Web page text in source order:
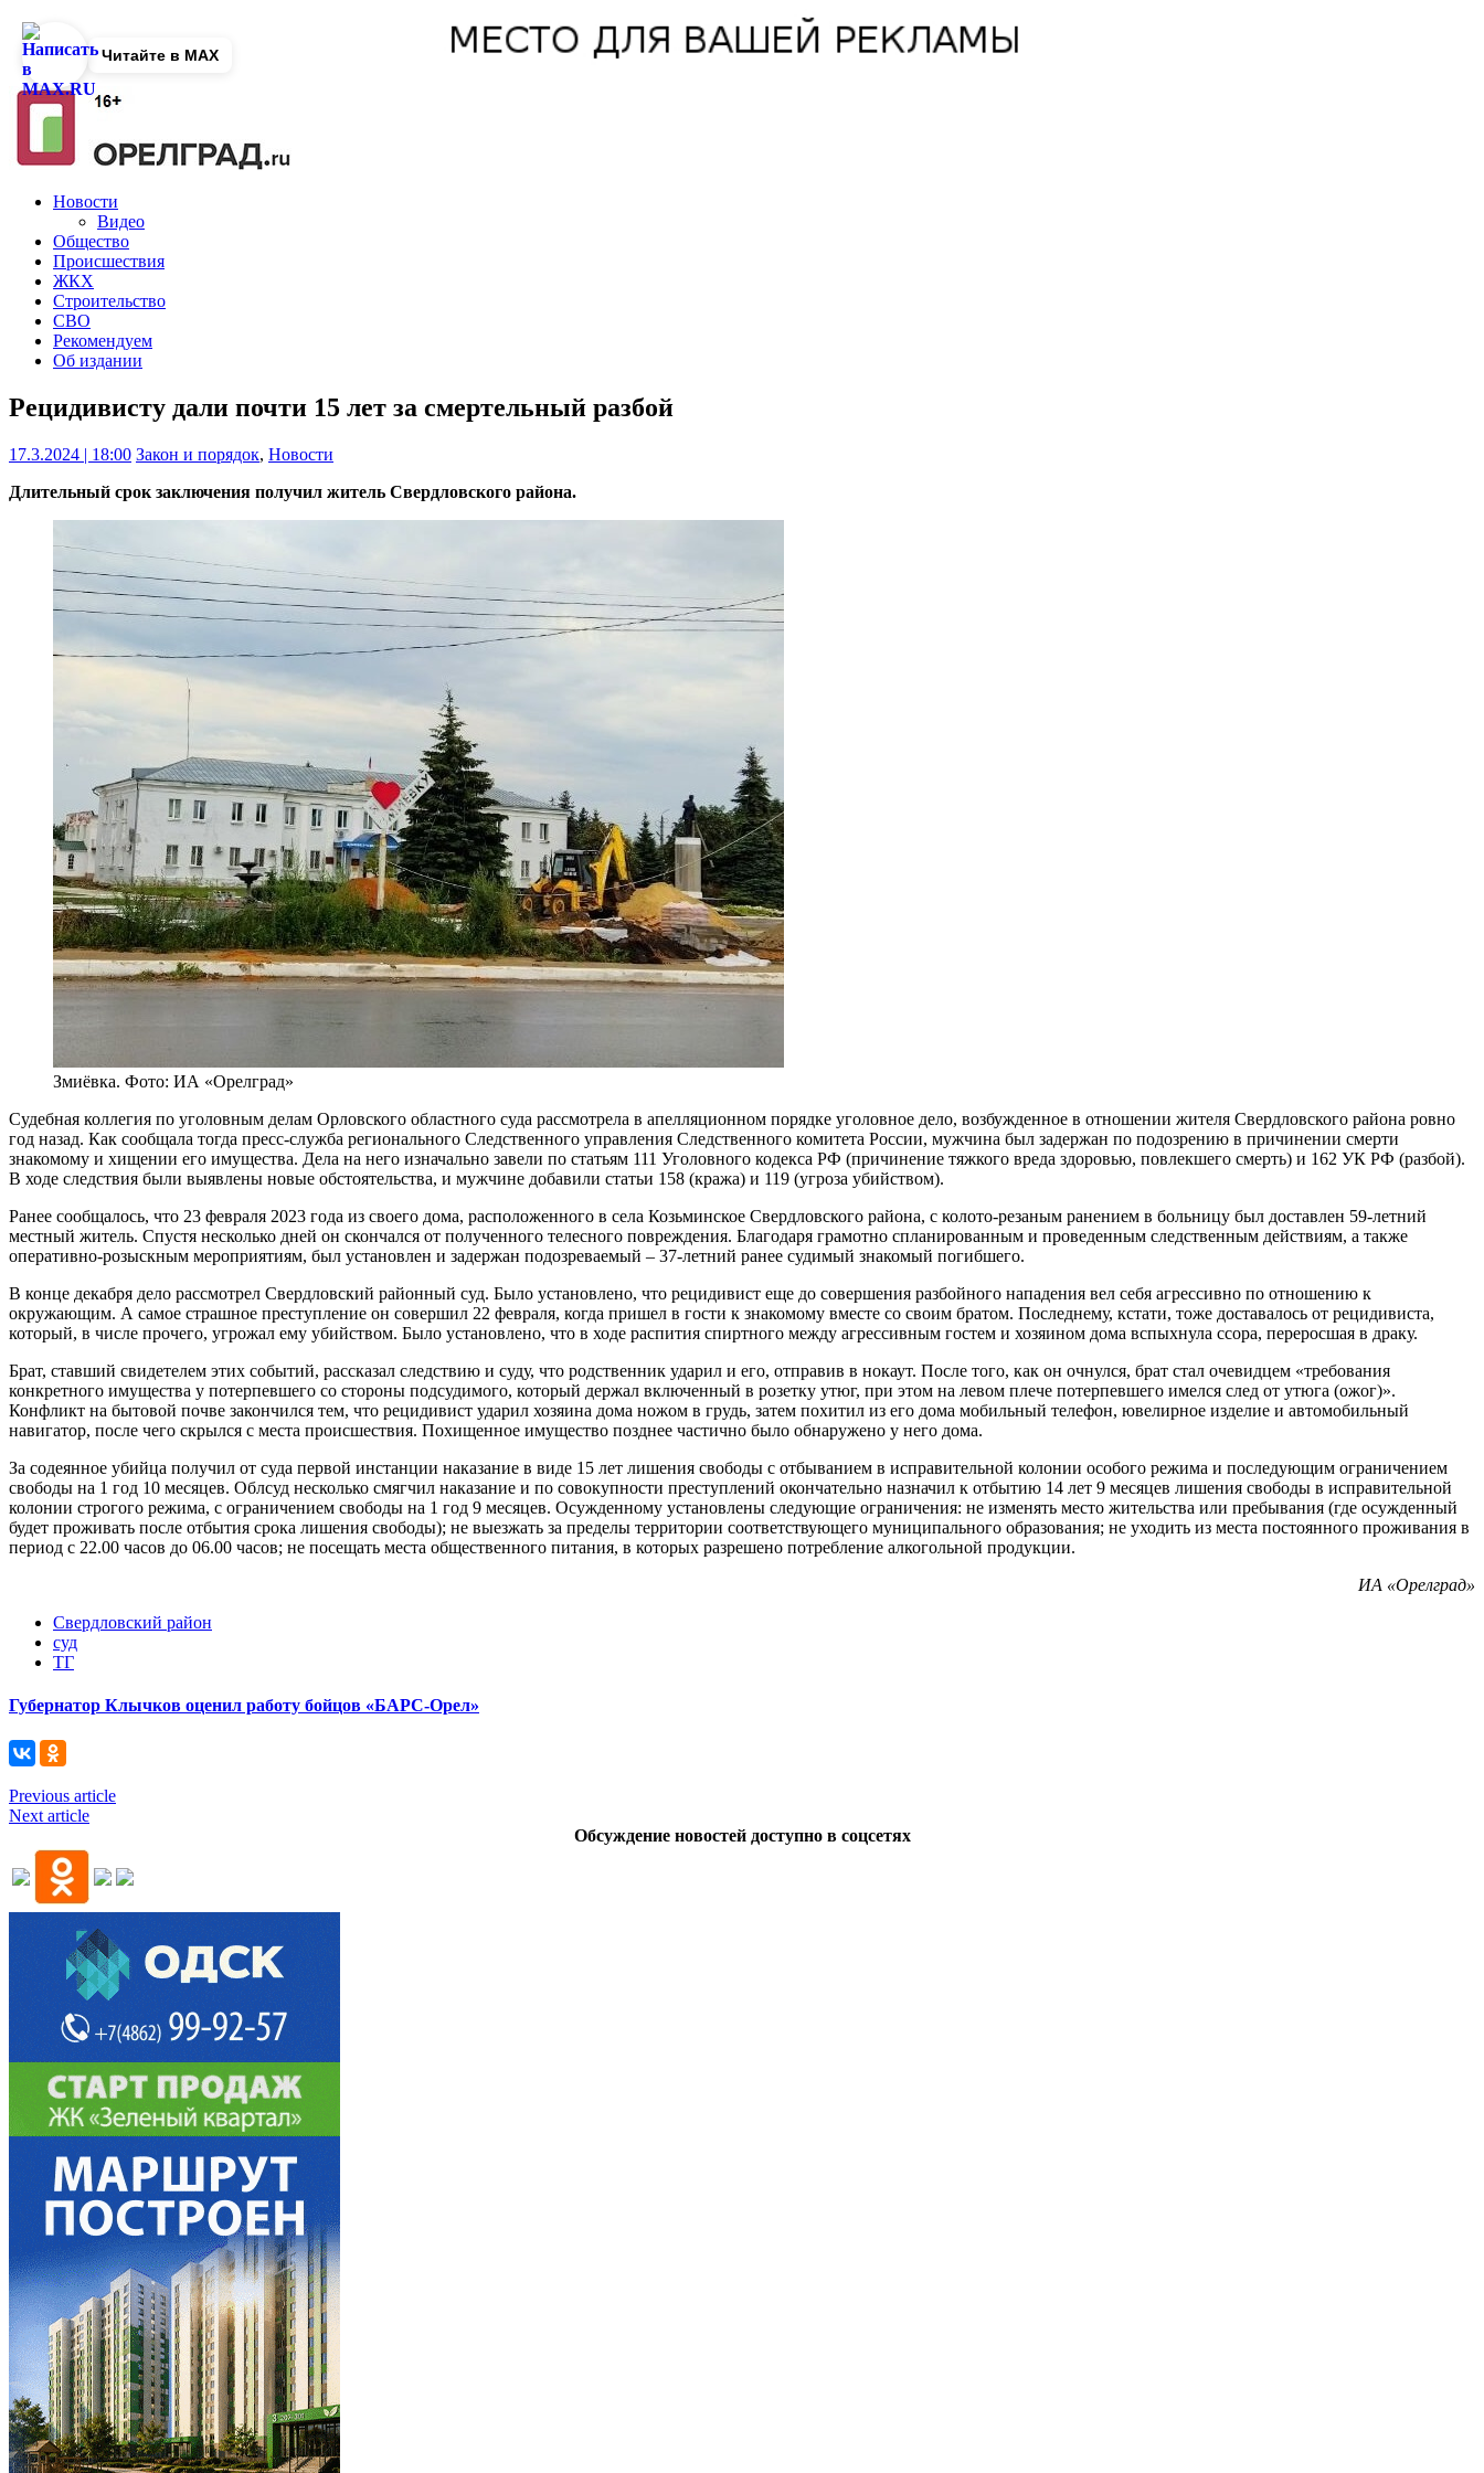
Новости
Видео
Общество
Происшествия
ЖКХ
Строительство
СВО
Рекомендуем
Об издании
Рецидивисту дали почти 15 лет за смертельный разбой
17.3.2024 | 18:00 Закон и порядок, Новости
Длительный срок заключения получил житель Свердловского района.
Змиёвка. Фото: ИА «Орелград»
Судебная коллегия по уголовным делам Орловского областного суда рассмотрела в апелляционном порядке уголовное дело, возбужденное в отношении жителя Свердловского района ровно
год назад. Как сообщала тогда пресс-служба регионального Следственного управления Следственного комитета России, мужчина был задержан по подозрению в причинении смерти
знакомому и хищении его имущества. Дела на него изначально завели по статьям 111 Уголовного кодекса РФ (причинение тяжкого вреда здоровью, повлекшего смерть) и 162 УК РФ (разбой).
В ходе следствия были выявлены новые обстоятельства, и мужчине добавили статьи 158 (кража) и 119 (угроза убийством).
Ранее сообщалось, что 23 февраля 2023 года из своего дома, расположенного в села Козьминское Свердловского района, с колото-резаным ранением в больницу был доставлен 59-летний
местный житель. Спустя несколько дней он скончался от полученного телесного повреждения. Благодаря грамотно спланированным и проведенным следственным действиям, а также
оперативно-розыскным мероприятиям, был установлен и задержан подозреваемый – 37-летний ранее судимый знакомый погибшего.
В конце декабря дело рассмотрел Свердловский районный суд. Было установлено, что рецидивист еще до совершения разбойного нападения вел себя агрессивно по отношению к
окружающим. А самое страшное преступление он совершил 22 февраля, когда пришел в гости к знакомому вместе со своим братом. Последнему, кстати, тоже доставалось от рецидивиста,
который, в числе прочего, угрожал ему убийством. Было установлено, что в ходе распития спиртного между агрессивным гостем и хозяином дома вспыхнула ссора, переросшая в драку.
Брат, ставший свидетелем этих событий, рассказал следствию и суду, что родственник ударил и его, отправив в нокаут. После того, как он очнулся, брат стал очевидцем «требования
конкретного имущества у потерпевшего со стороны подсудимого, который держал включенный в розетку утюг, при этом на левом плече потерпевшего имелся след от утюга (ожог)».
Конфликт на бытовой почве закончился тем, что рецидивист ударил хозяина дома ножом в грудь, затем похитил из его дома мобильный телефон, ювелирное изделие и автомобильный
навигатор, после чего скрылся с места происшествия. Похищенное имущество позднее частично было обнаружено у него дома.
За содеянное убийца получил от суда первой инстанции наказание в виде 15 лет лишения свободы с отбыванием в исправительной колонии особого режима и последующим ограничением
свободы на 1 год 10 месяцев. Облсуд несколько смягчил наказание и по совокупности преступлений окончательно назначил к отбытию 14 лет 9 месяцев лишения свободы в исправительной
колонии строгого режима, с ограничением свободы на 1 год 9 месяцев. Осужденному установлены следующие ограничения: не изменять место жительства или пребывания (где осужденный
будет проживать после отбытия срока лишения свободы); не выезжать за пределы территории соответствующего муниципального образования; не уходить из места постоянного проживания в
период с 22.00 часов до 06.00 часов; не посещать места общественного питания, в которых разрешено потребление алкогольной продукции.
ИА «Орелград»
Свердловский район
суд
ТГ
Губернатор Клычков оценил работу бойцов «БАРС-Орел»
Previous article
Next article
Обсуждение новостей доступно в соцсетях
Читайте в MAX